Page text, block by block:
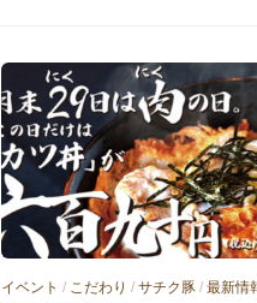
イベント / こだわり / サチク豚 / 最新情